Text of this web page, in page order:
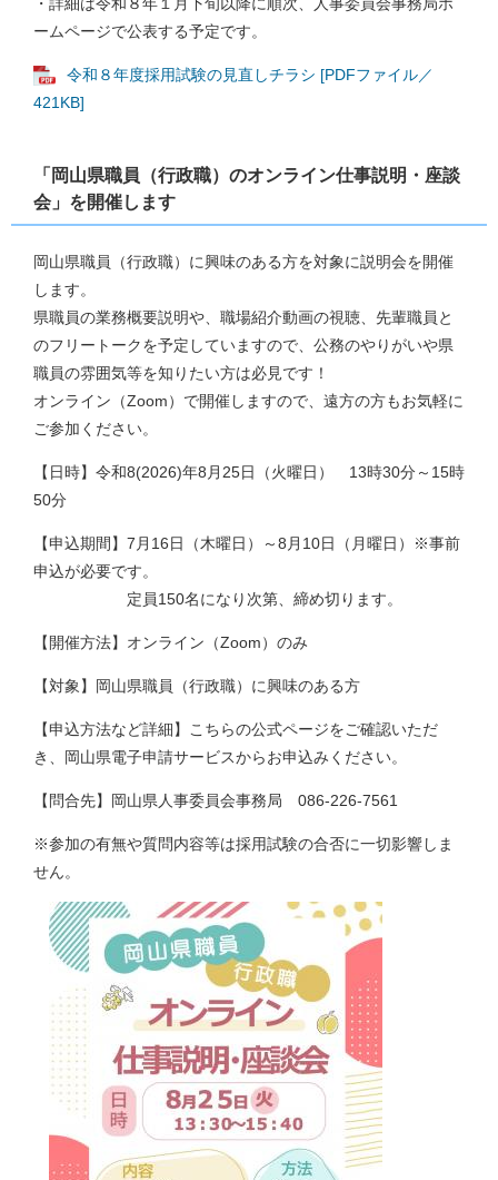
ームページで公表する予定です。
令和８年度採用試験の見直しチラシ [PDFファイル／
421KB]
「岡山県職員（行政職）のオンライン仕事説明・座談
会」を開催します
岡山県職員（行政職）に興味のある方を対象に説明会を開催
します。
県職員の業務概要説明や、職場紹介動画の視聴、先輩職員と
のフリートークを予定していますので、公務のやりがいや県
職員の雰囲気等を知りたい方は必見です！
オンライン（Zoom）で開催しますので、遠方の方もお気軽に
ご参加ください。
【日時】令和8(2026)年8月25日（火曜日） 13時30分～15時
50分
【申込期間】7月16日（木曜日）～8月10日（月曜日）※事前
申込が必要です。
定員150名になり次第、締め切ります。
【開催方法】オンライン（Zoom）のみ
【対象】岡山県職員（行政職）に興味のある方
【申込方法など詳細】こちらの公式ページをご確認いただ
き、岡山県電子申請サービスからお申込みください。
【問合先】岡山県人事委員会事務局 086-226-7561
※参加の有無や質問内容等は採用試験の合否に一切影響しま
せん。